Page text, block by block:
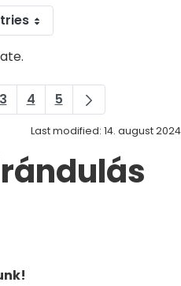
Pagina
3 Pagina
4 Pagina
5
Last modified: 14. august 2024